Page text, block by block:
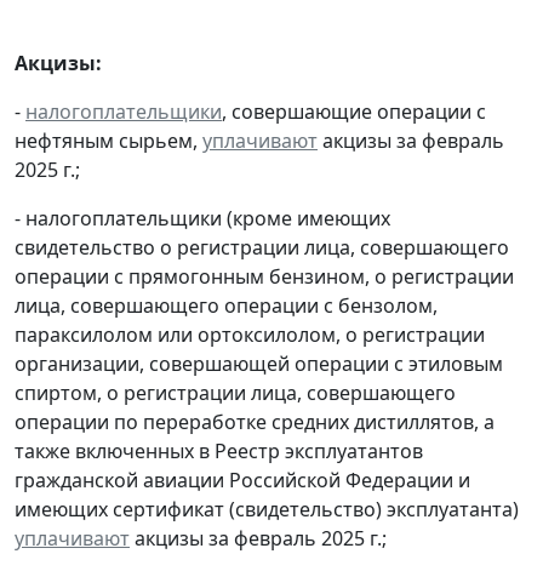
Акцизы:
- налогоплательщики, совершающие операции с
нефтяным сырьем, уплачиваютакцизы за февраль
2025 г.;
- налогоплательщики (кроме имеющих
свидетельство о регистрации лица, совершающего
операции с прямогонным бензином, о регистрации
лица, совершающего операции с бензолом,
параксилолом или ортоксилолом, о регистрации
организации, совершающей операции с этиловым
спиртом, о регистрации лица, совершающего
операции по переработке средних дистиллятов, а
также включенных в Реестр эксплуатантов
гражданской авиации Российской Федерации и
имеющих сертификат (свидетельство) эксплуатанта)
уплачиваютакцизы за февраль 2025 г.;